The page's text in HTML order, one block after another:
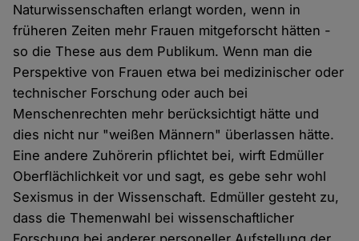
Naturwissenschaften erlangt worden, wenn in
früheren Zeiten mehr Frauen mitgeforscht hätten -
so die These aus dem Publikum. Wenn man die
Perspektive von Frauen etwa bei medizinischer oder
technischer Forschung oder auch bei
Menschenrechten mehr berücksichtigt hätte und
dies nicht nur "weißen Männern" überlassen hätte.
Eine andere Zuhörerin pflichtet bei, wirft Edmüller
Oberflächlichkeit vor und sagt, es gebe sehr wohl
Sexismus in der Wissenschaft. Edmüller gesteht zu,
dass die Themenwahl bei wissenschaftlicher